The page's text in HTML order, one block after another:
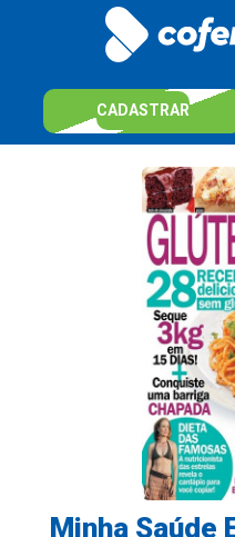
CADASTRAR
Minha Saúde